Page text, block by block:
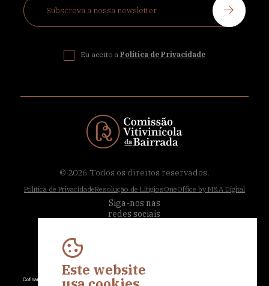
Eu aceito a Política de Privacidade
© 2026 Todos os direitos reservados.
Política de PrivacidadeResolução de LitígiosOneOffice by M&A Digital
Siga-nos nas
redes sociais
Este website